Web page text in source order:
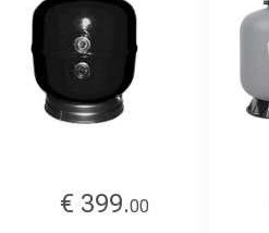
€ 399.00